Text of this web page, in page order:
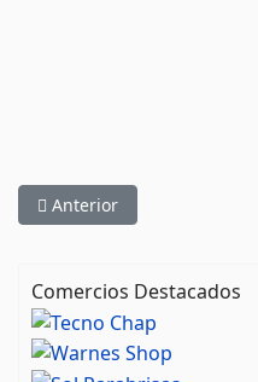
Artículo anterior: Design Car
Anterior
Comercios Destacados